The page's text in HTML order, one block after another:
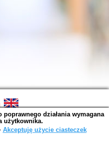
(2026-07-24)
w 0,0016 s.
działania wymagana
użytkownika.
Akceptuję użycie ciasteczek